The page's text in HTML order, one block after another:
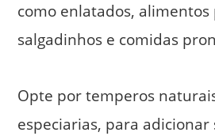
como enlatados, alimentos
salgadinhos e comidas
Opte por temperos
especiarias, para adicionar